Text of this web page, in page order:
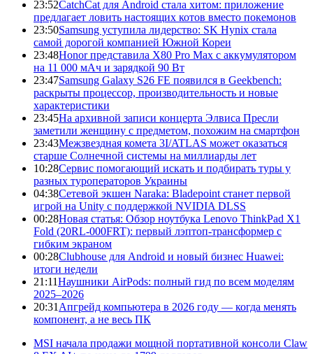
23:52CatchCat для Android стала хитом: приложение
предлагает ловить настоящих котов вместо покемонов
23:50Samsung уступила лидерство: SK Hynix стала
самой дорогой компанией Южной Кореи
23:48Honor представила X80 Pro Max с аккумулятором
на 11 000 мАч и зарядкой 90 Вт
23:47Samsung Galaxy S26 FE появился в Geekbench:
раскрыты процессор, производительность и новые
характеристики
23:45На архивной записи концерта Элвиса Пресли
заметили женщину с предметом, похожим на смартфон
23:43Межзвездная комета 3I/ATLAS может оказаться
старше Солнечной системы на миллиарды лет
10:28Сервис помогающий искать и подбирать туры у
разных туроператоров Украины
04:38Сетевой экшен Naraka: Bladepoint станет первой
игрой на Unity с поддержкой NVIDIA DLSS
00:28Новая статья: Обзор ноутбука Lenovo ThinkPad X1
Fold (20RL-000FRT): первый лэптоп-трансформер с
гибким экраном
00:28Clubhouse для Android и новый бизнес Huawei:
итоги недели
21:11Наушники AirPods: полный гид по всем моделям
2025–2026
20:31 Апгрейд компьютера в 2026 году — когда менять
компонент, а не весь ПК
MSI начала продажи мощной портативной консоли Claw